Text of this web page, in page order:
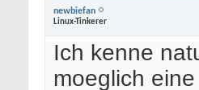
newbiefan
Linux-Tinkerer
Ich kenne
moeglich